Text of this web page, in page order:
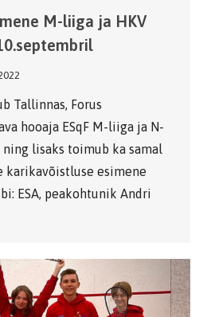
M-liiga ja HKV
Tallinnas, Forus
hooaja ESqF M-liiga ja N-
lisaks toimub ka samal
karikavõistluse esimene
ESA, peakohtunik Andri